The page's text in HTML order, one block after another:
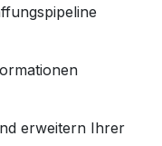
erweitern Ihrer